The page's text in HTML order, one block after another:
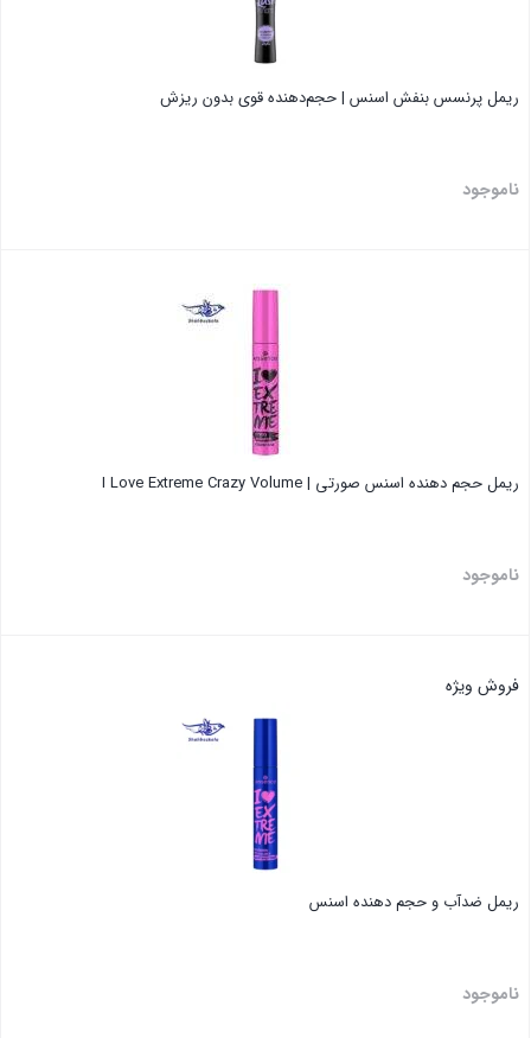
ریمل پرنسس بنفش اسنس | حجم‌دهنده قوی بدون ریزش
ناموجود
ریمل حجم دهنده اسنس صورتی | I Love Extreme Crazy Volume
ناموجود
فروش ویژه
ریمل ضدآب و حجم دهنده اسنس
ناموجود